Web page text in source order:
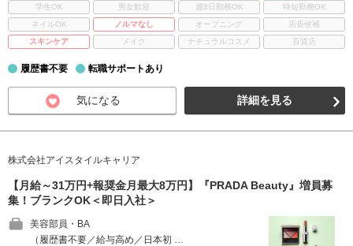
学生OK
男女歓迎 週3日勤務OK
時短勤務OK
ネイルOK
ノルマなし オープニング
店長候補
スキンケア
メイク ナチュラルコスメ 百貨店
履歴書不要 転職サポートあり
気になる 詳細を見る
株式会社アイスタイルキャリア
【月給～31万円+報奨金月最大8万円】『PRADA Beauty』増員募
集！ブランクOK＜即日入社＞
美容部員・BA
（履歴書不要／給与高め／日本初 …